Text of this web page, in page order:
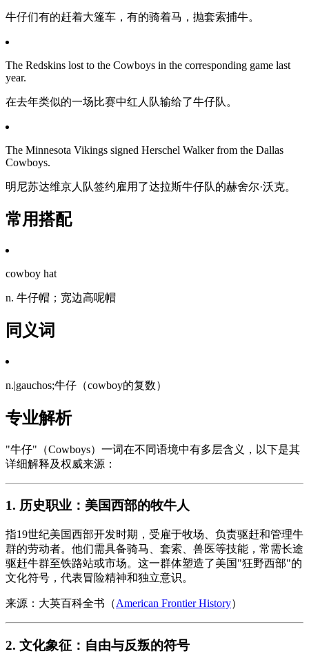
牛仔们有的赶着大篷车，有的骑着马，抛套索捕牛。
The Redskins lost to the Cowboys in the corresponding game last
year.
在去年类似的一场比赛中红人队输给了牛仔队。
The Minnesota Vikings signed Herschel Walker from the Dallas
Cowboys.
明尼苏达维京人队签约雇用了达拉斯牛仔队的赫舍尔·沃克。
常用搭配
cowboy hat
n. 牛仔帽；宽边高呢帽
同义词
n.|gauchos;牛仔（cowboy的复数）
专业解析
"牛仔"（Cowboys）一词在不同语境中有多层含义，以下是其
详细解释及权威来源：
1. 历史职业：美国西部的牧牛人
指19世纪美国西部开发时期，受雇于牧场、负责驱赶和管理牛
群的劳动者。他们需具备骑马、套索、兽医等技能，常需长途
驱赶牛群至铁路站或市场。这一群体塑造了美国"狂野西部"的
文化符号，代表冒险精神和独立意识。
来源：大英百科全书（American Frontier History）
2. 文化象征：自由与反叛的符号